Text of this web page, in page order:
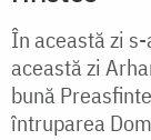
În această zi
această zi
bună
întruparea